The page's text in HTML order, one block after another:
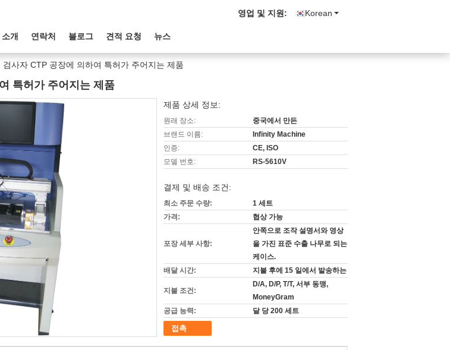
Korean
영업 및 지원:
개 연락처 블로그 견적 요청 뉴스
사자 CTP 공장에 의하여 특허가 주어지는 제품
특허가 주어지는 제품
제품 상세 정보:
원래 장소:
중국에서 만든
브랜드 이름:
Infinity Machine
인증:
CE, ISO
모델 번호:
RS-5610V
결제 및 배송 조건:
최소 주문 수량:
1 세트
가격:
협상 가능
포장 세부 사항:
안쪽으로 조작 설명서와 영상
을 가진 표준 수출 나무로 되는
케이스.
배달 시간:
지불 후에 15 일에서 발송하는
지불 조건:
D/A, D/P, T/T, 서부 동맹,
MoneyGram
공급 능력:
달 당 200 세트
접촉